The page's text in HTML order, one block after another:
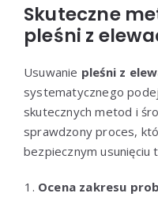
Skuteczne
pleśni z
Usuwanie pleśni z
systematycznego
skutecznych metod i
sprawdzony proces,
bezpiecznym usunięciu
Ocena zakresu